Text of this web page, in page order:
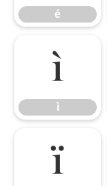
é
ì
ì
ï